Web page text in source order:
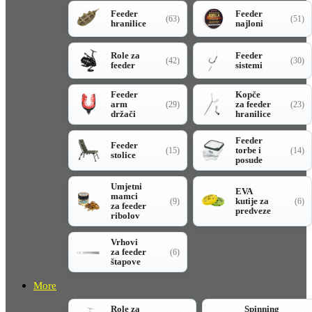
Feeder
hranilice
(63)
Feeder
najloni
(51)
Role za
feeder
(42)
Feeder
sistemi
(30)
Feeder
arm
držači
(29)
Kopče
za feeder
hranilice
(23)
Feeder
stolice
(15)
Feeder
torbe i
posude
(14)
Umjetni
mamci
za feeder
ribolov
(9)
EVA
kutije za
predveze
(6)
Vrhovi
za feeder
štapove
(6)
More
Role za
Spinning